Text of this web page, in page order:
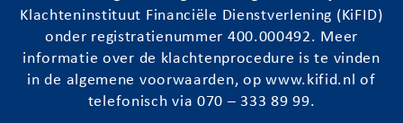
Klachteninstituut Financiële Dienstverlening (KiFID)
onder registratienummer 400.000492. Meer
informatie over de klachtenprocedure is te vinden
in de algemene voorwaarden, opwww.kifid.nl of
telefonisch via 070 – 333 89 99.